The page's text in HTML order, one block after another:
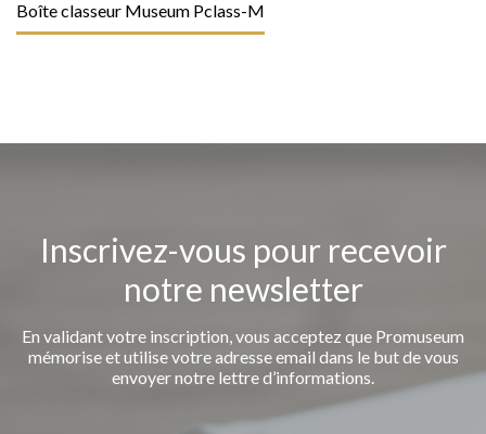
Boîte classeur Museum Pclass-M
Inscrivez-vous pour recevoir
notre newsletter
En validant votre inscription, vous acceptez que Promuseum
mémorise et utilise votre adresse email dans le but de vous
envoyer notre lettre d’informations.